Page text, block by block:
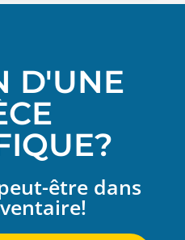
D'UNE
être dans